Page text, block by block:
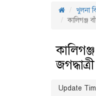
খুলনা
কালিগঞ্জ
Update